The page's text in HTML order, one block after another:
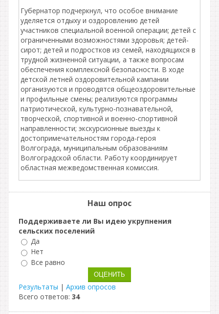
Губернатор подчеркнул, что особое внимание
уделяется отдыху и оздоровлению детей
участников специальной военной операции; детей с
ограниченными возможностями здоровья; детей-
сирот; детей и подростков из семей, находящихся в
трудной жизненной ситуации, а также вопросам
обеспечения комплексной безопасности. В ходе
детской летней оздоровительной кампании
организуются и проводятся общеоздоровительные
и профильные смены; реализуются программы
патриотической, культурно-познавательной,
творческой, спортивной и военно-спортивной
направленности; экскурсионные выезды к
достопримечательностям города-героя
Волгограда, муниципальным образованиям
Волгоградской области. Работу координирует
областная межведомственная комиссия.
Наш опрос
Поддерживаете ли Вы идею укрупнения
сельских поселений
Да
Нет
Все равно
Результаты | Архив опросов
Всего ответов: 34